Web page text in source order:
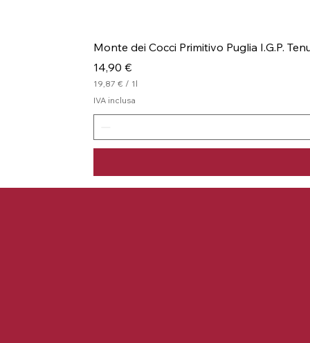
Monte dei Cocci Primitivo Puglia I.G.P.
Prezzo
14,90 €
19,87 € / 1l
9
,
7
IVA inclusa